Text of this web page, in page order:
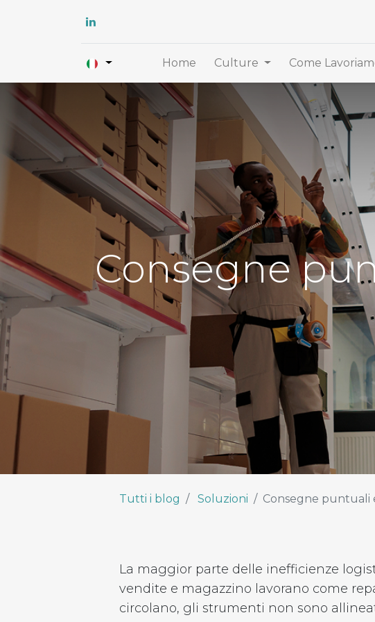
Home Culture Come
Consegne
Tutti i blog Soluzioni Consegne puntuali
La maggior parte delle inefficienze
vendite e magazzino lavorano come
circolano, gli strumenti non sono